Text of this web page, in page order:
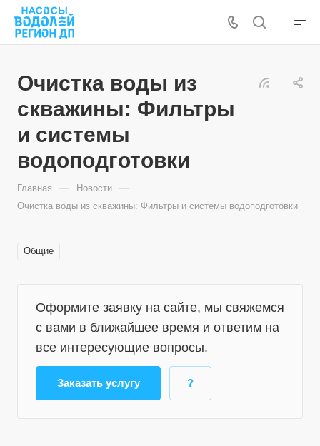
Очистка воды из
скважины: Фильтры
и системы
водоподготовки
Главная — Новости —
Очистка воды из скважины: Фильтры и системы водоподготовки
Общие
Оформите заявку на сайте, мы свяжемся
с вами в ближайшее время и ответим на
все интересующие вопросы.
Заказать услугу ?